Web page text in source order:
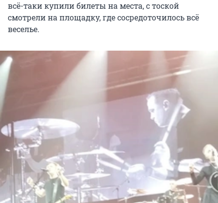
всё-таки купили билеты на места, с тоской
смотрели на площадку, где сосредоточилось всё
веселье.